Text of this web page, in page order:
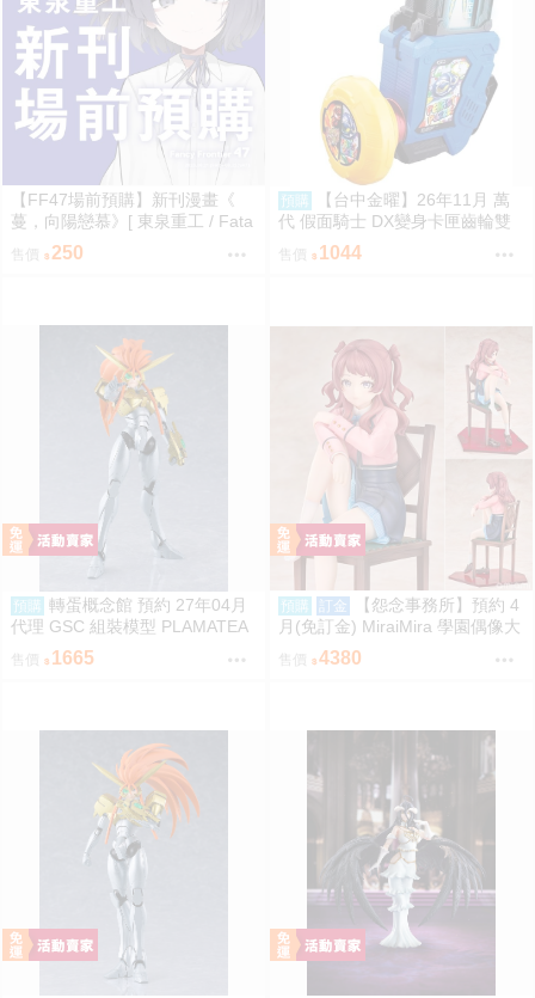
【FF47場前預購】新刊漫畫《
蔓，向陽戀慕》[ 東泉重工 / Fata
aa / 美鈴x手毬 / 秦谷美鈴 / 月村
手毬 / 學園偶像大師 / 全年齡 / 百
售價 250
預購
【台中金曜】26年11月 萬
代 假面騎士 DX變身卡匣齒輪雙
重版 0814
售價 1044
預購
轉蛋概念館 預約 27年04月
代理 GSC 組裝模型 PLAMATEA
勇者王 獅子王凱 約16公分 免訂
1665
預購 訂金
【怨念事務所】預約 4
月(免訂金) MiraiMira 學園偶像大
師 花海咲季 雨後鳶尾花 特訓前V
er 1/7 0927
4380